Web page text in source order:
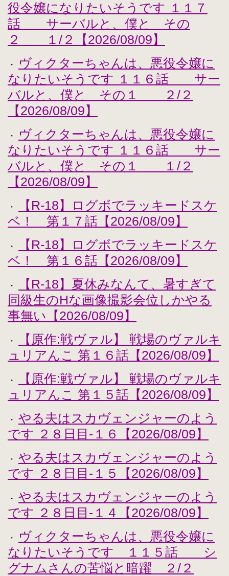
役令嬢になりたいそうです １１７
話 サーバルと、僕と その
２ １/２【2026/08/09】
・
ヴィクターちゃんは、悪役令嬢に
なりたいそうです １１６話 サー
バルと、僕と その１ ２/２
【2026/08/09】
・
ヴィクターちゃんは、悪役令嬢に
なりたいそうです １１６話 サー
バルと、僕と その１ １/２
【2026/08/09】
・
【R-18】ログボでラッキードスケ
ベ！ 第１７話【2026/08/09】
・
【R-18】ログボでラッキードスケ
ベ！ 第１６話【2026/08/09】
・
【R-18】夏休みなんて、暑すぎて
同級生のHな画像撮影会位しかやる
事無い【2026/08/09】
・
【原作:戦ヴァル】 戦場のヴァルキ
ュリアんこ 第１６話【2026/08/09】
・
【原作:戦ヴァル】 戦場のヴァルキ
ュリアんこ 第１５話【2026/08/09】
・
やる夫はスカヴェンジャーのよう
です ２８日目-１６【2026/08/09】
・
やる夫はスカヴェンジャーのよう
です ２８日目-１５【2026/08/09】
・
やる夫はスカヴェンジャーのよう
です ２８日目-１４【2026/08/09】
・
ヴィクターちゃんは、悪役令嬢に
なりたいそうです １１５話 シ
グナムさんの苦悩と暗躍 ２/２